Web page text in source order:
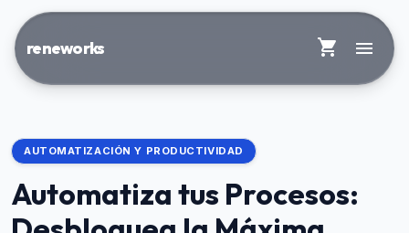
reneworks shopping_cart menu
AUTOMATIZACIÓN Y PRODUCTIVIDAD
Automatiza tus Procesos: